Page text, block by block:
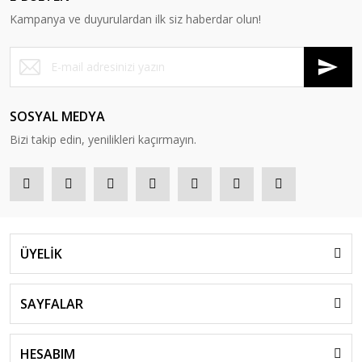
Kampanya ve duyurulardan ilk siz haberdar olun!
SOSYAL MEDYA
Bizi takip edin, yenilikleri kaçırmayın.
ÜYELİK
SAYFALAR
HESABIM